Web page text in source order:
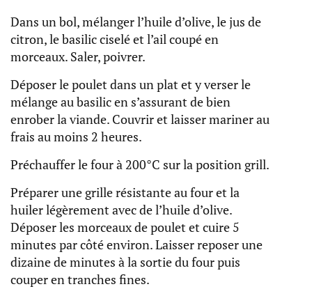
Dans un bol, mélanger l’huile d’olive, le jus de
citron, le basilic ciselé et l’ail coupé en
morceaux. Saler, poivrer.
Déposer le poulet dans un plat et y verser le
mélange au basilic en s’assurant de bien
enrober la viande. Couvrir et laisser mariner au
frais au moins 2 heures.
Préchauffer le four à 200°C sur la position grill.
Préparer une grille résistante au four et la
huiler légèrement avec de l’huile d’olive.
Déposer les morceaux de poulet et cuire 5
minutes par côté environ. Laisser reposer une
dizaine de minutes à la sortie du four puis
couper en tranches fines.